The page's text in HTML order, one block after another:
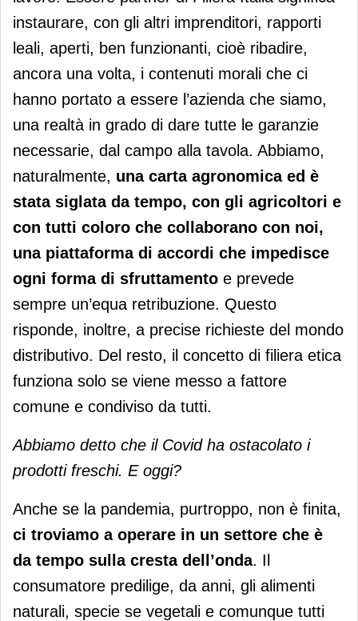
instaurare, con gli altri imprenditori, rapporti
leali, aperti, ben funzionanti, cioè ribadire,
ancora una volta, i contenuti morali che ci
hanno portato a essere l’azienda che siamo,
una realtà in grado di dare tutte le garanzie
necessarie, dal campo alla tavola. Abbiamo,
naturalmente, una carta agronomica ed è
stata siglata da tempo, con gli agricoltori e
con tutti coloro che collaborano con noi,
una piattaforma di accordi che impedisce
ogni forma di sfruttamento e prevede
sempre un’equa retribuzione. Questo
risponde, inoltre, a precise richieste del mondo
distributivo. Del resto, il concetto di filiera etica
funziona solo se viene messo a fattore
comune e condiviso da tutti.
Abbiamo detto che il Covid ha ostacolato i
prodotti freschi. E oggi?
Anche se la pandemia, purtroppo, non è finita,
ci troviamo a operare in un settore che è
da tempo sulla cresta dell’onda. Il
consumatore predilige, da anni, gli alimenti
naturali, specie se vegetali e comunque tutti